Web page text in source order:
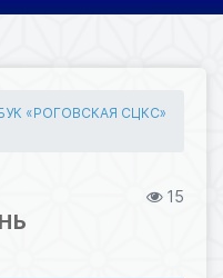
«РОГОВСКАЯ СЦКС»
15